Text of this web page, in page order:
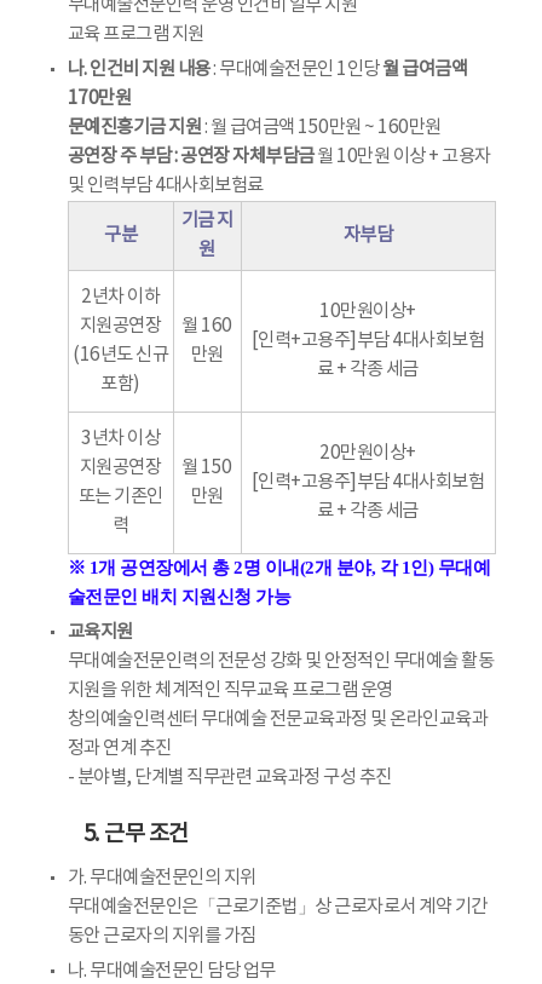
무대예술전문인력 운영 인건비 일부 지원
교육 프로그램 지원
나. 인건비 지원 내용: 무대예술전문인 1인당월 급여금액
170만원
문예진흥기금 지원: 월 급여금액 150만원 ~ 160만원
공연장 주 부담 : 공연장 자체부담금월 10만원 이상 + 고용자
및 인력부담 4대사회보험료
구분
기금 지
원
자부담
2년차 이하
지원공연장
(16년도 신규
포함)
월 160
만원
10만원이상+
[인력+고용주]부담 4대사회보험
료 + 각종 세금
3년차 이상
지원공연장
또는 기존인
력
월 150
만원
20만원이상+
[인력+고용주]부담 4대사회보험
료 + 각종 세금
※ 1개 공연장에서 총 2명 이내(2개 분야, 각 1인) 무대예
술전문인 배치 지원신청 가능
교육지원
무대예술전문인력의 전문성 강화 및 안정적인 무대예술 활동
지원을 위한 체계적인 직무교육 프로그램 운영
창의예술인력센터 무대예술 전문교육과정 및 온라인교육과
정과 연계 추진
- 분야별, 단계별 직무관련 교육과정 구성 추진
5. 근무 조건
가. 무대예술전문인의 지위
무대예술전문인은「근로기준법」상 근로자로서 계약 기간
동안 근로자의 지위를 가짐
나. 무대예술전문인 담당 업무